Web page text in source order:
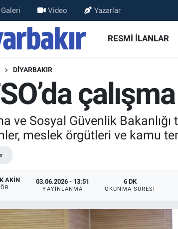
Video Yazarlar
RESMİ İLANLAR
DİYARBAKIR
ve Sosyal Güvenlik
meslek örgütleri ve kamu
AKİN 03.06.2026 - 13:51
YAYINLANMA
6 DK
OKUNMA SÜRESI
ve Fikstür